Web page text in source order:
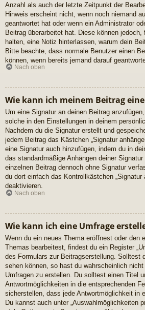
Anzahl als auch der letzte Zeitpunkt der
Hinweis erscheint nicht, wenn noch niemand
geantwortet hat oder wenn ein Administrator
Beitrag überarbeitet hat. Diese können
halten, eine Notiz hinterlassen, warum dein
Bitte beachte, dass normale Benutzer einen
können, wenn bereits jemand darauf
Nach oben
Wie kann ich meinem Beitrag
Um eine Signatur an deinen Beitrag
solche in den Einstellungen in deinem
Nachdem du die Signatur erstellt und
jedem Beitrag das Kästchen „Signatur
eine Signatur auch hinzufügen, indem du in
das standardmäßige Anhängen deiner
einzelnen Beitrag dennoch ohne Signatur
du dort einfach das Kontrollkästchen „Signatur
deaktivieren.
Nach oben
Wie kann ich eine Umfrage
Wenn du ein neues Thema eröffnest oder den
Themas bearbeitest, findest du ein Register
des Formulars zur Beitragserstellung. Solltest
sehen können, so hast du wahrscheinlich nicht
Umfragen zu erstellen. Du solltest einen Titel
Antwortmöglichkeiten in die entsprechenden
sicherstellen, dass jede Antwortmöglichkeit in
Du kannst auch unter „Auswahlmöglichkeiten